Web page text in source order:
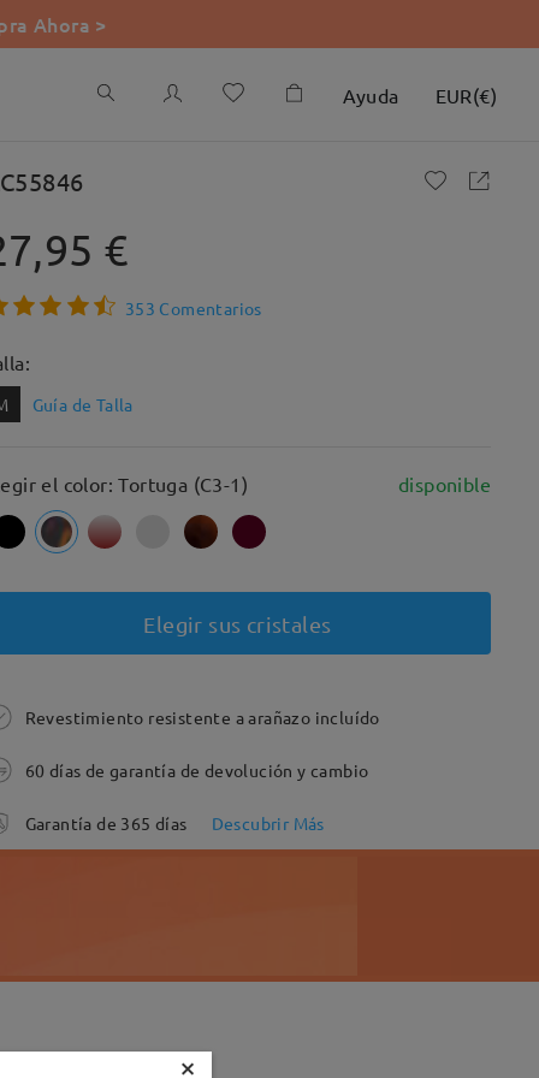
Ahora >
Ayuda EUR(€)
€
353 Comentarios
Guía de Talla
el color: Tortuga (C3-1) disponible
Elegir sus cristales
Revestimiento resistente a arañazo incluído
60 días de garantía de devolución y cambio
Garantía de 365 días Descubrir Más
×